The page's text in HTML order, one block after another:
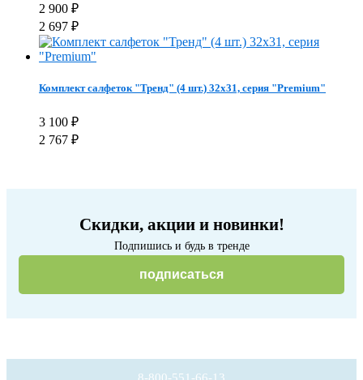
2 900 ₽
2 697 ₽
Комплект салфеток "Тренд" (4 шт.) 32х31, серия "Premium"
3 100 ₽
2 767 ₽
Скидки, акции и новинки!
Подпишись и будь в тренде
подписаться